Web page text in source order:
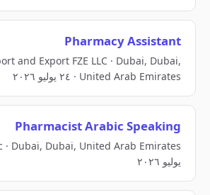
Pharmacy Assistant
and Export FZE LLC · Dubai, Dubai,
United Arab Emirates · ٢٤ يوليو ٢٠٢٦
Pharmacist Arabic Speaking
يوليو ٢٠٢٦